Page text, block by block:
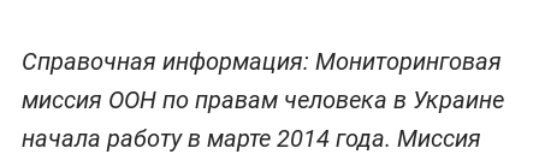
Справочная информация: Мониторинговая
миссия ООН по правам человека в Украине
начала работу в марте 2014 года. Миссия